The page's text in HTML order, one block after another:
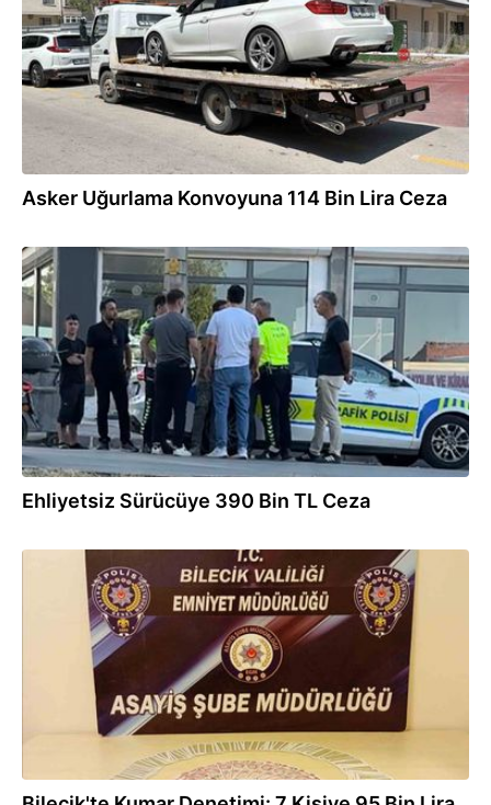
Asker Uğurlama Konvoyuna 114 Bin Lira Ceza
05.08.2026
Ehliyetsiz Sürücüye 390 Bin TL Ceza
05.08.2026